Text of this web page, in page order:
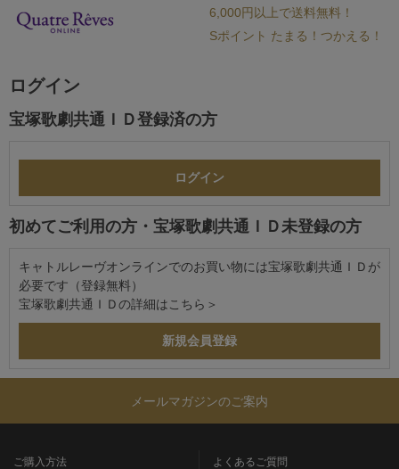
6,000円以上で送料無料！
Sポイント たまる！つかえる！
ログイン
宝塚歌劇共通ＩＤ登録済の方
初めてご利用の方・宝塚歌劇共通ＩＤ未登録の方
キャトルレーヴオンラインでのお買い物には宝塚歌劇共通ＩＤが
必要です（登録無料）
宝塚歌劇共通ＩＤの詳細は こちら＞
メールマガジンのご案内
ご購入方法
よくあるご質問